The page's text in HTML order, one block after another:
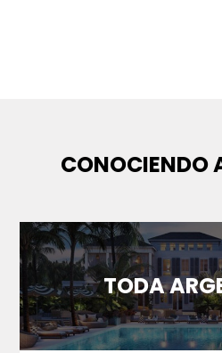
CONOCIENDO
TODA